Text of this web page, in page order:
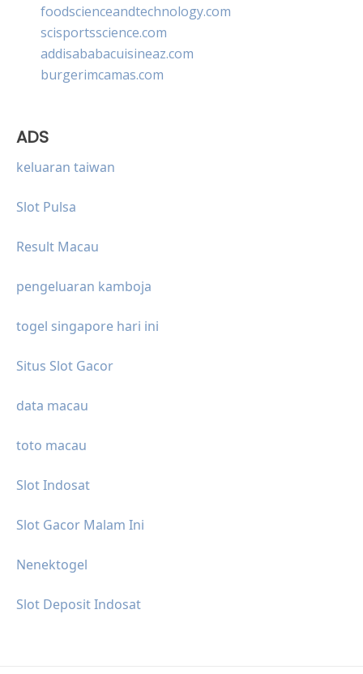
foodscienceandtechnology.com
scisportsscience.com
addisababacuisineaz.com
burgerimcamas.com
ADS
keluaran taiwan
Slot Pulsa
Result Macau
pengeluaran kamboja
togel singapore hari ini
Situs Slot Gacor
data macau
toto macau
Slot Indosat
Slot Gacor Malam Ini
Nenektogel
Slot Deposit Indosat